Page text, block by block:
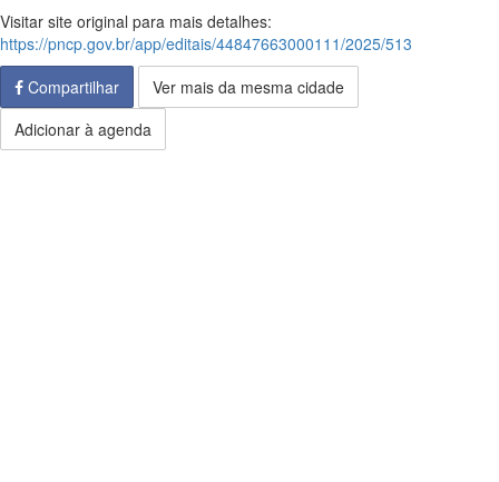
Visitar site original para mais detalhes:
https://pncp.gov.br/app/editais/44847663000111/2025/513
Compartilhar
Ver mais da mesma cidade
Adicionar à agenda